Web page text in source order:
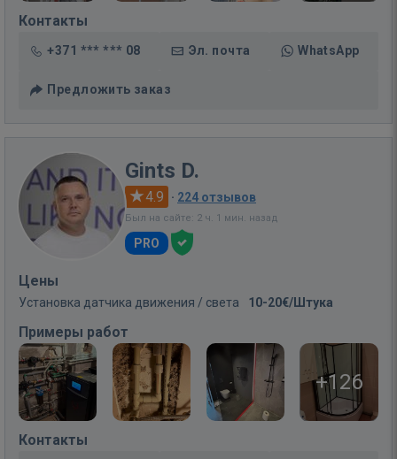
Контакты
+371 *** *** 08 Эл. почта WhatsApp
Предложить заказ
Gints D.
4.9 · 224 отзывов
Был на сайте: 2 ч. 1 мин. назад
PRO
Цены
Установка датчика движения / света 10-20€/Штука
Примеры работ
+126
Контакты